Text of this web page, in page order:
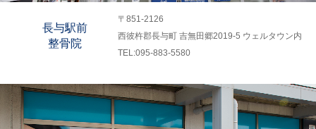
長与駅前
整骨院
〒851-2126
西彼杵郡長与町 吉無田郷2019-5 ウェルタウン内
TEL:095-883-5580